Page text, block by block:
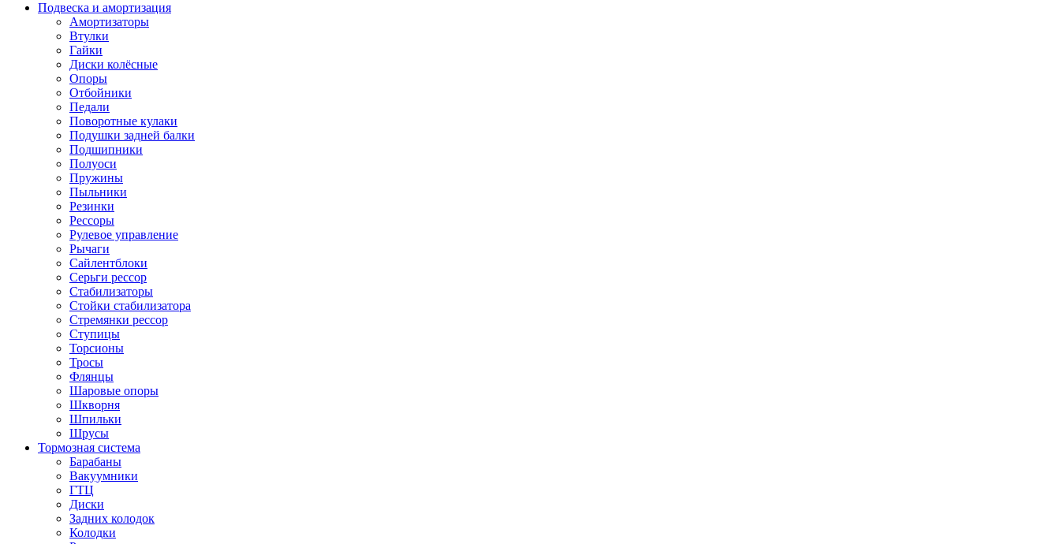
Подвеска и амортизация
Амортизаторы
Втулки
Гайки
Диски колёсные
Опоры
Отбойники
Педали
Поворотные кулаки
Подушки задней балки
Подшипники
Полуоси
Пружины
Пыльники
Резинки
Рессоры
Рулевое управление
Рычаги
Сайлентблоки
Серьги рессор
Стабилизаторы
Стойки стабилизатора
Стремянки рессор
Ступицы
Торсионы
Тросы
Флянцы
Шаровые опоры
Шкворня
Шпильки
Шрусы
Тормозная система
Барабаны
Вакуумники
ГТЦ
Диски
Задних колодок
Колодки